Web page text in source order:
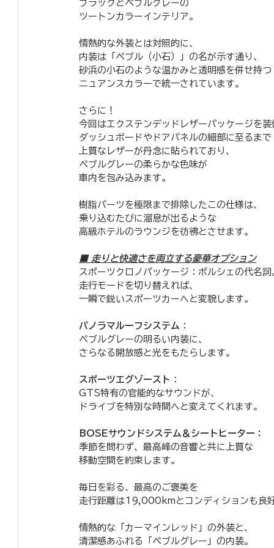
ブラックとペブルグレーの
ツートンカラーインテリア。
情熱的な外装とは対照的に、
内装は「ペブル（小石）」の名が示す通り、
砂浜の小石のような温かみと透明感を併せ持つ
ニュアンスカラーで統一されています。
​さらに！
今回はエクステンデッドレザーパッケージを装
ダッシュボードやドアパネルの細部に至るまで
上質なレザーが丹念に貼られており、
ペブルグレーの柔らかな色味が
車内を包み込みます。
樹脂パーツを極限まで排除したこの仕様は、
乗り込むたびに溜息が出るような
高級ホテルのラウンジを彷彿とさせます。
■ 走りと快適さを両立する豪華オプション
スポーツクロノパッケージ：ポルシェの代名詞
走行モードを切り替えれば、
一瞬で鋭いスポーツカーへと変貌します。
パノラマルーフシステム ：
ペブルグレーの明るい内装に、
さらなる開放感と光をもたらします。
スポーツエグゾースト ：
GTS特有の官能的なサウンドが、
ドライブを特別な時間へと変えてくれます。
BOSEサウンドシステム＆シートヒーター：
季節を問わず、最高峰の音響と共に上質な
移動空間を約束します。
​毎日を彩る、最高のご褒美を
走行距離は19,000kmとコンディションも良
情熱的な「カーマインレッド」の外装と、
清潔感あふれる「ペブルグレー」の内装。